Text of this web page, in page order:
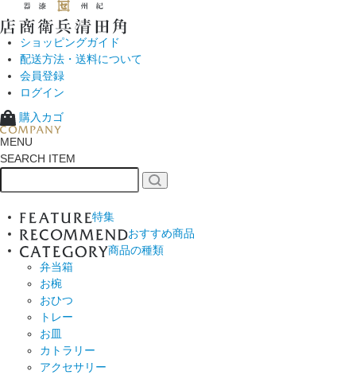
ショッピングガイド
配送方法・送料について
会員登録
ログイン
購入カゴ
MENU
SEARCH ITEM
特集
おすすめ商品
商品の種類
弁当箱
お椀
おひつ
トレー
お皿
カトラリー
アクセサリー